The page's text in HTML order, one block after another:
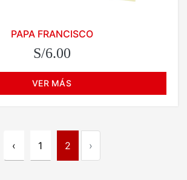
PAPA FRANCISCO
S/6.00
VER MÁS
‹ 1 2 ›